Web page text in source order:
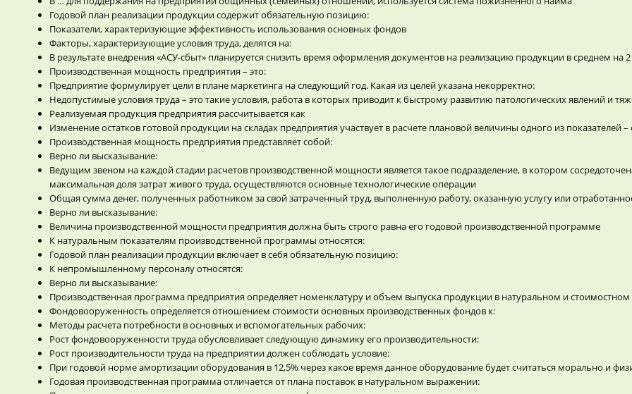
Годовой план реализации продукции содержит обязательную позицию:
Показатели, характеризующие эффективность использования основных фондов
Факторы, характеризующие условия труда, делятся на:
В результате внедрения «АСУ-сбыт» планируется снизить время оформления документов на реализацию продукции в среднем на
Производственная мощность предприятия – это:
Предприятие формулирует цели в плане маркетинга на следующий год. Какая из целей указана некорректно:
Недопустимые условия труда – это такие условия, работа в которых приводит к быстрому развитию патологических явлений и
Реализуемая продукция предприятия рассчитывается как
Изменение остатков готовой продукции на складах предприятия участвует в расчете плановой величины одного из показателей
Производственная мощность предприятия представляет собой:
Верно ли высказывание:
Ведущим звеном на каждой стадии расчетов производственной мощности является такое подразделение, в котором
максимальная доля затрат живого труда, осуществляются основные технологические операции
Общая сумма денег, полученных работником за свой затраченный труд, выполненную работу, оказанную услугу или
Верно ли высказывание:
Величина производственной мощности предприятия должна быть строго равна его годовой производственной программе
К натуральным показателям производственной программы относятся:
Годовой план реализации продукции включает в себя обязательную позицию:
К непромышленному персоналу относятся:
Верно ли высказывание:
Производственная программа предприятия определяет номенклатуру и объем выпуска продукции в натуральном и
Фондовооруженность определяется отношением стоимости основных производственных фондов к:
Методы расчета потребности в основных и вспомогательных рабочих:
Рост фондовооруженности труда обусловливает следующую динамику его производительности:
Рост производительности труда на предприятии должен соблюдать условие:
При годовой норме амортизации оборудования в 12,5% через какое время данное оборудование будет считаться морально и
Годовая производственная программа отличается от плана поставок в натуральном выражении: